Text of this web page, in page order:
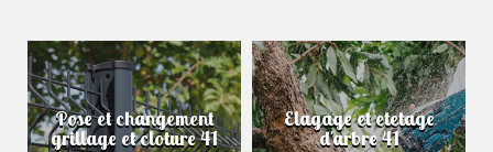
Pose et changement
grillage et cloture 41
Elagage et etetage
d'arbre 41